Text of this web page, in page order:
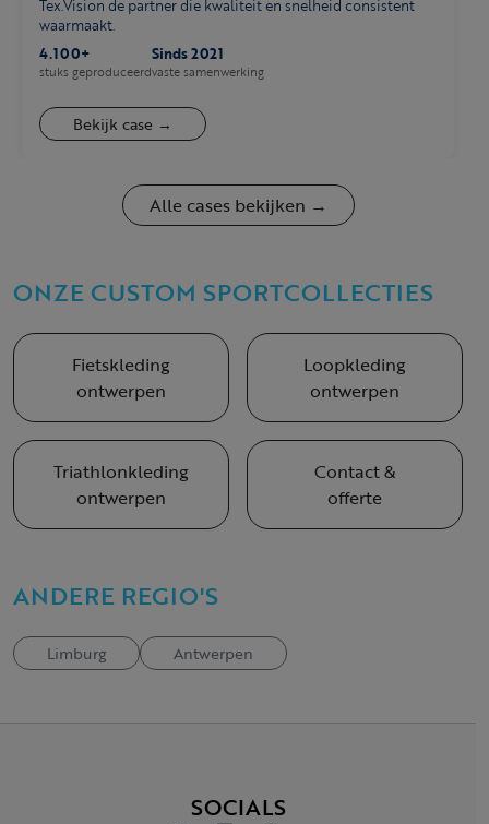
Tex.Vision de partner die kwaliteit en snelheid consistent
waarmaakt.
4.100+
stuks geproduceerd
Sinds 2021
vaste samenwerking
Bekijk case →
Alle cases bekijken →
ONZE CUSTOM SPORTCOLLECTIES
Fietskleding
ontwerpen
Loopkleding
ontwerpen
Triathlonkleding
ontwerpen
Contact &
offerte
ANDERE REGIO'S
Limburg Antwerpen
SOCIALS